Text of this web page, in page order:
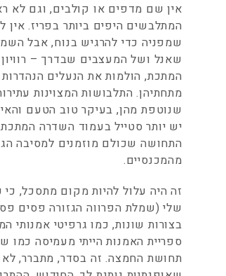
אין שם מדפים או קולבים, וגם לא
המתלבשים היפים ביותר בפריז.
שמפניה כדי להרגיש בנוח, אבל
שאנל ושל המעצבים שבדרך –
המתכת, הולמות את הנעלים
מתחתיהן. התלבושות המצוינות
שנוטפת מהן, בעיקר טוב הטעם
יש יותר סטייל בעמוד השדרה
התחושה שכולם מוזמנים למסיבה
מהמכנסיים.
זה היה עלול להיות מקום מתסכל,
שלי (שמלת הפרווה הגזורה פסים
בצורות שונות, כמו גרפיטי
ספריית האמנות הייתי מעמיסה כמו
תחושת החמצה. זה בסדר, מתברר,